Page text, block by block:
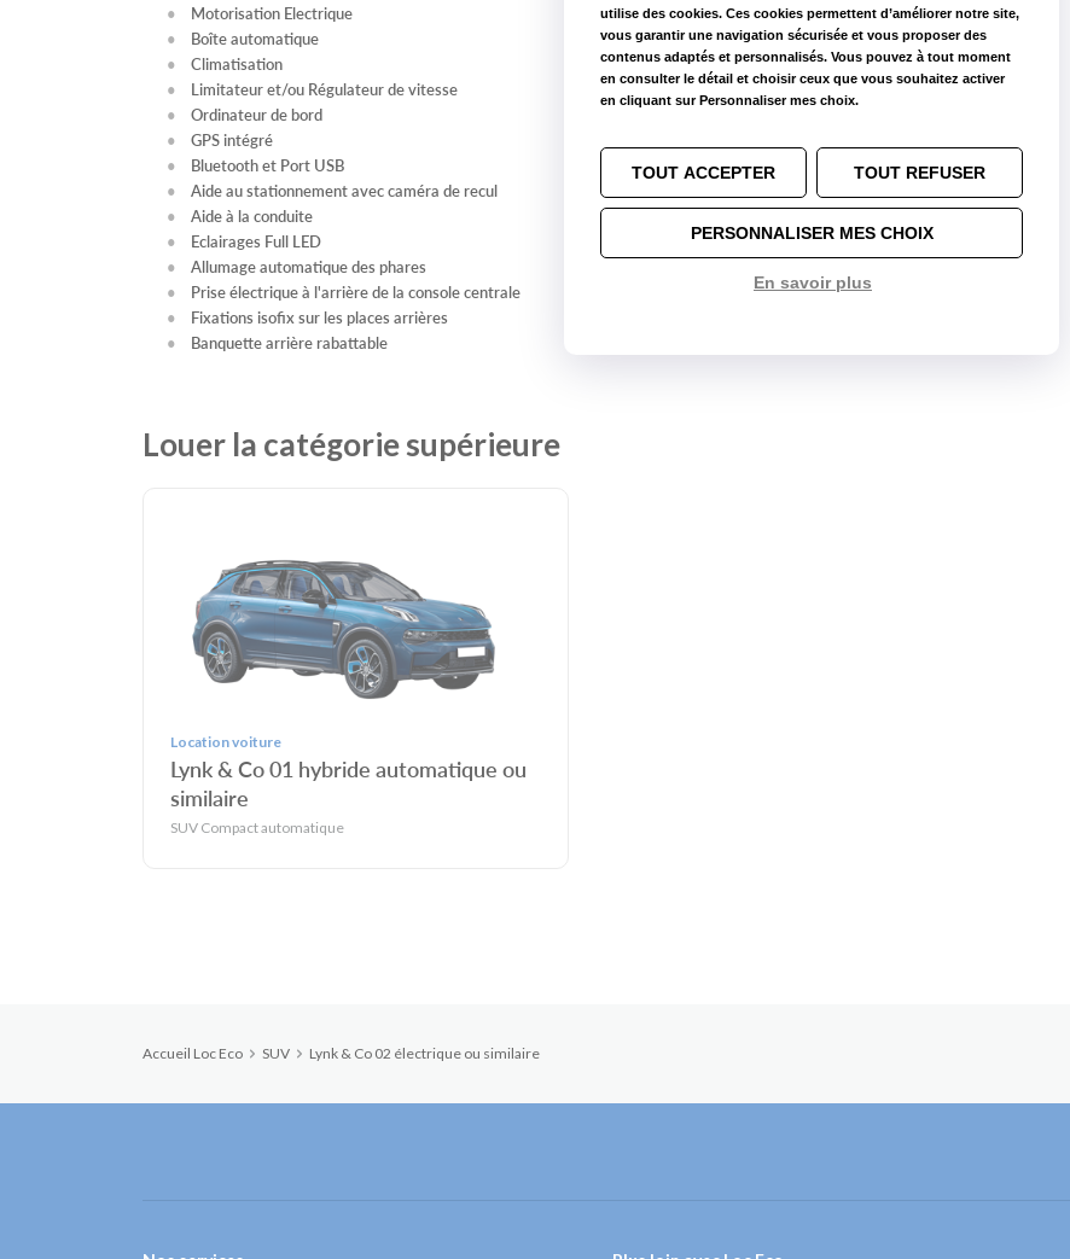
Motorisation Electrique
Boîte automatique
Climatisation
Limitateur et/ou Régulateur de vitesse
Ordinateur de bord
GPS intégré
Bluetooth et Port USB
Aide au stationnement avec caméra de recul
Aide à la conduite
Eclairages Full LED
Allumage automatique des phares
Prise électrique à l'arrière de la console centrale
Fixations isofix sur les places arrières
Banquette arrière rabattable
Louer la catégorie supérieure
Location voiture
Lynk & Co 01 hybride automatique ou
similaire
SUV Compact automatique
Accueil Loc Eco SUV Lynk & Co 02 électrique ou similaire
utilise des cookies. Ces cookies permettent d’améliorer notre site,
vous garantir une navigation sécurisée et vous proposer des
contenus adaptés et personnalisés. Vous pouvez à tout moment
en consulter le détail et choisir ceux que vous souhaitez activer
en cliquant sur Personnaliser mes choix.
TOUT ACCEPTER TOUT REFUSER
PERSONNALISER MES CHOIX
En savoir plus